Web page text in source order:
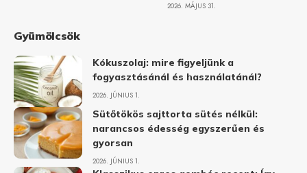
2026. MÁJUS 31.
Gyümölcsök
Kókuszolaj: mire figyeljünk a
fogyasztásánál és használatánál?
2026. JÚNIUS 1.
Sütőtökös sajttorta sütés nélkül:
narancsos édesség egyszerűen és
gyorsan
2026. JÚNIUS 1.